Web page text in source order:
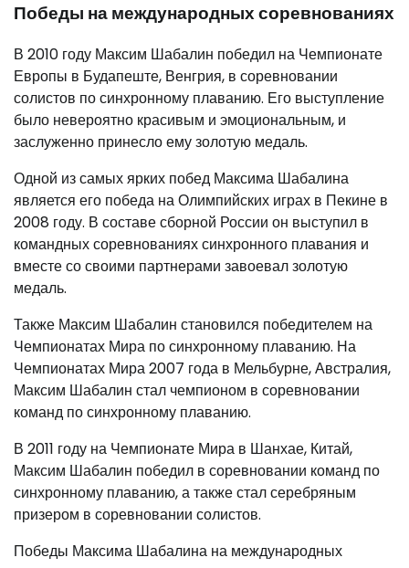
Победы на международных соревнованиях
В 2010 году Максим Шабалин победил на Чемпионате
Европы в Будапеште, Венгрия, в соревновании
солистов по синхронному плаванию. Его выступление
было невероятно красивым и эмоциональным, и
заслуженно принесло ему золотую медаль.
Одной из самых ярких побед Максима Шабалина
является его победа на Олимпийских играх в Пекине в
2008 году. В составе сборной России он выступил в
командных соревнованиях синхронного плавания и
вместе со своими партнерами завоевал золотую
медаль.
Также Максим Шабалин становился победителем на
Чемпионатах Мира по синхронному плаванию. На
Чемпионатах Мира 2007 года в Мельбурне, Австралия,
Максим Шабалин стал чемпионом в соревновании
команд по синхронному плаванию.
В 2011 году на Чемпионате Мира в Шанхае, Китай,
Максим Шабалин победил в соревновании команд по
синхронному плаванию, а также стал серебряным
призером в соревновании солистов.
Победы Максима Шабалина на международных